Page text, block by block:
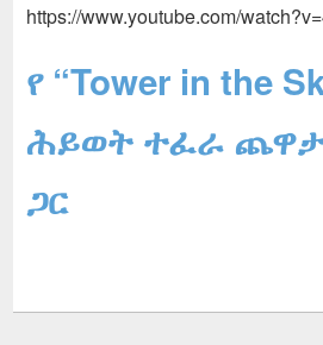
https://www.youtube.com/
የ “Tower in the
ሕይወት ተፈራ ጨዋታ
ጋር